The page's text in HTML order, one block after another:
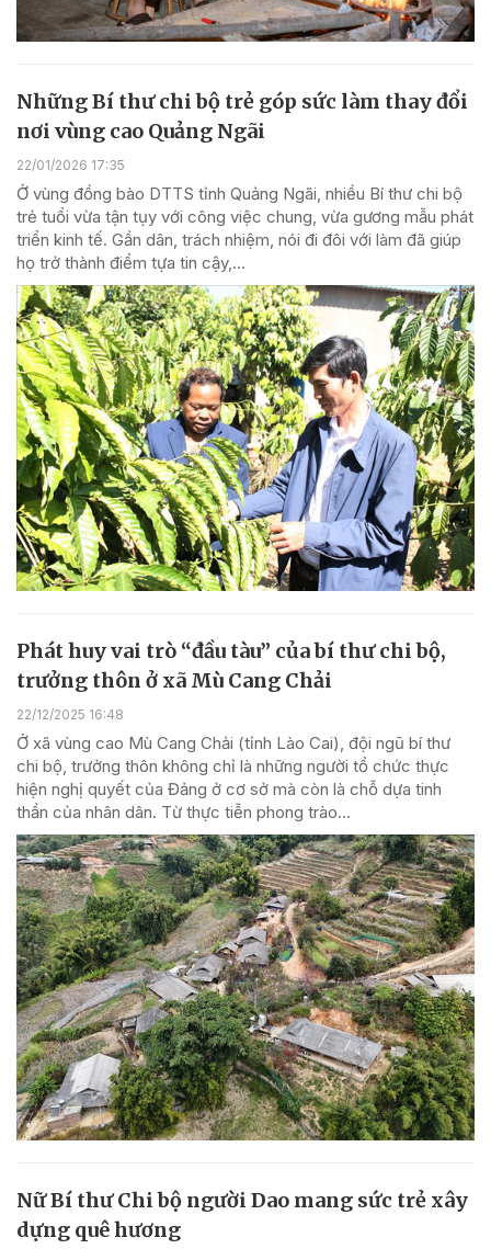
Những Bí thư chi bộ trẻ góp sức làm thay đổi
nơi vùng cao Quảng Ngãi
22/01/2026 17:35
Ở vùng đồng bào DTTS tỉnh Quảng Ngãi, nhiều Bí thư chi bộ
trẻ tuổi vừa tận tụy với công việc chung, vừa gương mẫu phát
triển kinh tế. Gần dân, trách nhiệm, nói đi đôi với làm đã giúp
họ trở thành điểm tựa tin cậy,...
Phát huy vai trò “đầu tàu” của bí thư chi bộ,
trưởng thôn ở xã Mù Cang Chải
22/12/2025 16:48
Ở xã vùng cao Mù Cang Chải (tỉnh Lào Cai), đội ngũ bí thư
chi bộ, trưởng thôn không chỉ là những người tổ chức thực
hiện nghị quyết của Đảng ở cơ sở mà còn là chỗ dựa tinh
thần của nhân dân. Từ thực tiễn phong trào...
Nữ Bí thư Chi bộ người Dao mang sức trẻ xây
dựng quê hương